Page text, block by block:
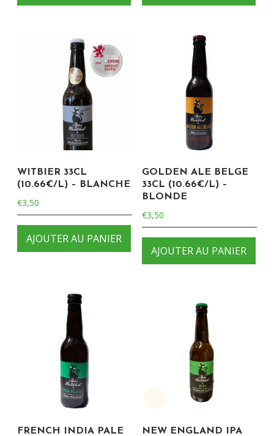
WITBIER 33CL
(10.66€/L) – BLANCHE
€3,50
AJOUTER AU PANIER
GOLDEN ALE BELGE
33CL (10.66€/L) –
BLONDE
€3,50
AJOUTER AU PANIER
FRENCH INDIA PALE NEW ENGLAND IPA